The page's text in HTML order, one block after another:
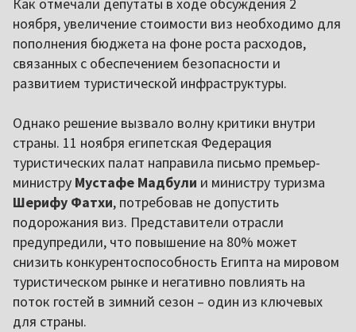
Как отмечали депутаты в ходе обсуждения 2
ноября, увеличение стоимости виз необходимо для
пополнения бюджета на фоне роста расходов,
связанных с обеспечением безопасности и
развитием туристической инфраструктуры.
Однако решение вызвало волну критики внутри
страны. 11 ноября египетская Федерация
туристических палат направила письмо премьер-
министру Мустафе Мадбули и министру туризма
Шерифу Фатхи, потребовав не допустить
подорожания виз. Представители отрасли
предупредили, что повышение на 80% может
снизить конкурентоспособность Египта на мировом
туристическом рынке и негативно повлиять на
поток гостей в зимний сезон – один из ключевых
для страны.